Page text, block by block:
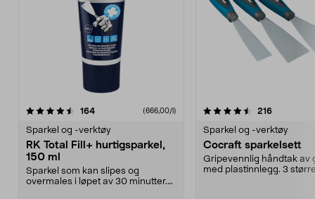
164anmeldelser(666,00/l)
Sparkel og -verktøy
RK Total Fill+ hurtigsparkel,
150 ml
Sparkel som kan slipes og
overmales i løpet av 30 minutter.
4.5 av 5 stjerner 216
Sparkel og -verktøy
Cocraft sparkelsett
Gripevennlig håndtak av
med plastinnlegg. 3
4.5 av 5 stjerner